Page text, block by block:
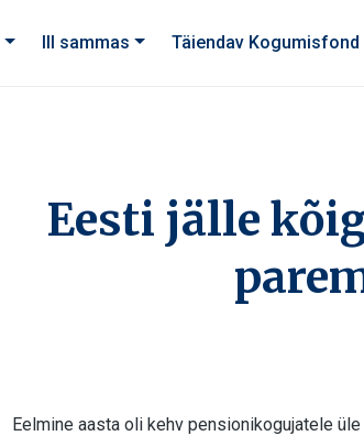
III sammas Täiendav Kogumisfond
Eesti jälle
Eelmine aasta oli kehv pensionikogujatele